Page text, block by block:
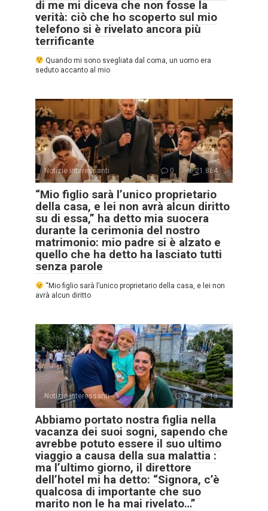
di me mi diceva che non fosse la
verità: ciò che ho scoperto sul mio
telefono si è rivelato ancora più
terrificante
Quando mi sono svegliata dal coma, un uomo era
seduto accanto al mio
Notizie interessanti 0 21.864
“Mio figlio sarà l’unico proprietario
della casa, e lei non avrà alcun diritto
su di essa,” ha detto mia suocera
durante la cerimonia del nostro
matrimonio: mio padre si è alzato e
quello che ha detto ha lasciato tutti
senza parole
“Mio figlio sarà l’unico proprietario della casa, e lei non
avrà alcun diritto
Notizie interessanti 0 13
Abbiamo portato nostra figlia nella
vacanza dei suoi sogni, sapendo che
avrebbe potuto essere il suo ultimo
viaggio a causa della sua malattia :
ma l’ultimo giorno, il direttore
dell’hotel mi ha detto: “Signora, c’è
qualcosa di importante che suo
marito non le ha mai rivelato…”